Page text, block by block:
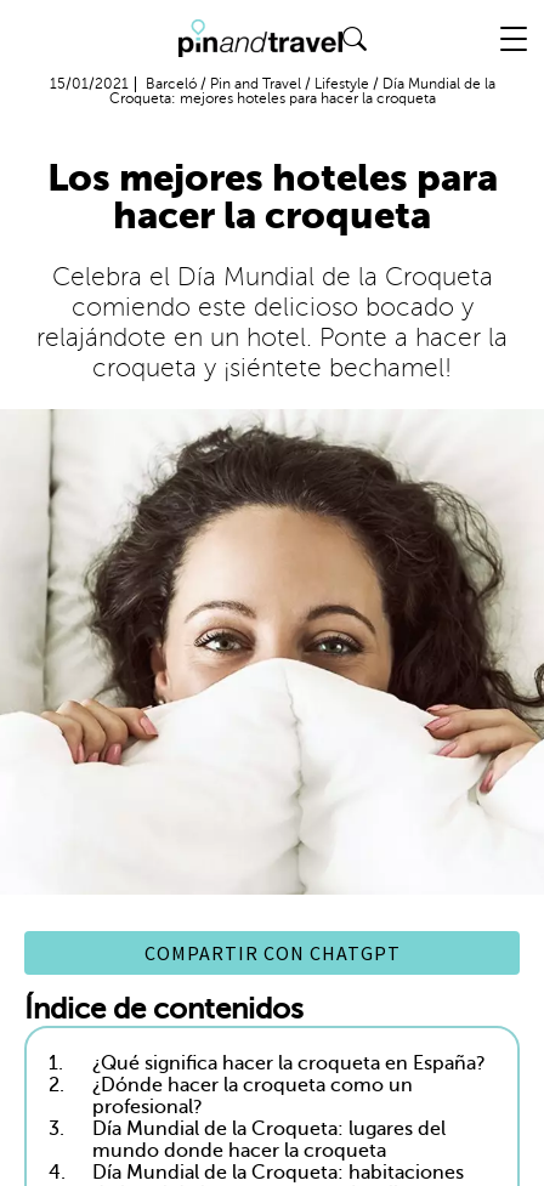
15/01/2021 Barceló / Pin and Travel / Lifestyle / Día Mundial de la
Croqueta: mejores hoteles para hacer la croqueta
Los mejores hoteles para
hacer la croqueta
Celebra el Día Mundial de la Croqueta
comiendo este delicioso bocado y
relajándote en un hotel. Ponte a hacer la
croqueta y ¡siéntete bechamel!
COMPARTIR CON CHATGPT
Índice de contenidos
1.
¿Qué significa hacer la croqueta en España?
2.
¿Dónde hacer la croqueta como un
profesional?
3.
Día Mundial de la Croqueta: lugares del
mundo donde hacer la croqueta
4.
Día Mundial de la Croqueta: habitaciones